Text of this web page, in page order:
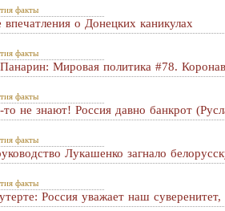
факты
о Донецких каникулах
факты
Мировая политика #78.
факты
не знают! Россия давно банкрот
факты
Лукашенко загнало
факты
Россия уважает наш